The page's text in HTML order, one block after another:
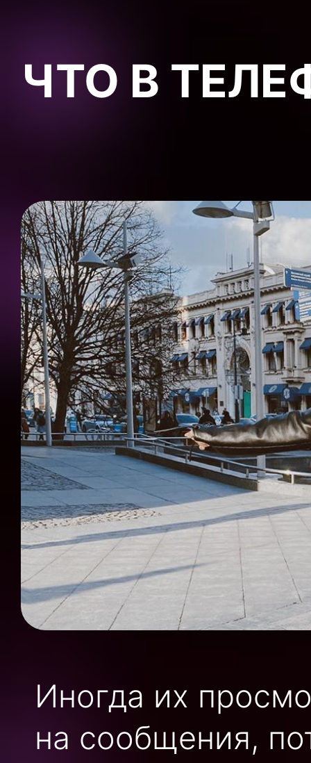
ЧТО В
Иногда их
на сообщения,